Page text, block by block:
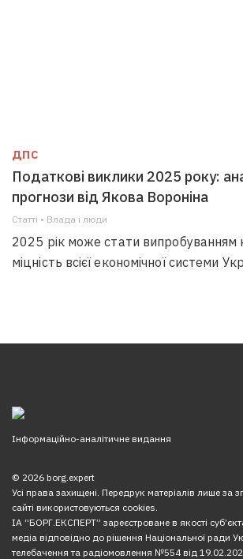
ДПС
Податкові виклики 2025 року:
прогнози від Якова Вороніна
Статті • Влада i люди
2025 рік може стати випробуванням
міцність всієї економічної системи
Інформаційно-аналітичне видання
© 2026 borg.expert
Усі права захищені. Передрук матеріалів лише за
сайті використовуються cookies.
ІА “БОРГ.ЕКСПЕРТ” зареєстроване в якості
медіа відповідно до рішення Національної ради
телебачення та радіомовлення №554 від